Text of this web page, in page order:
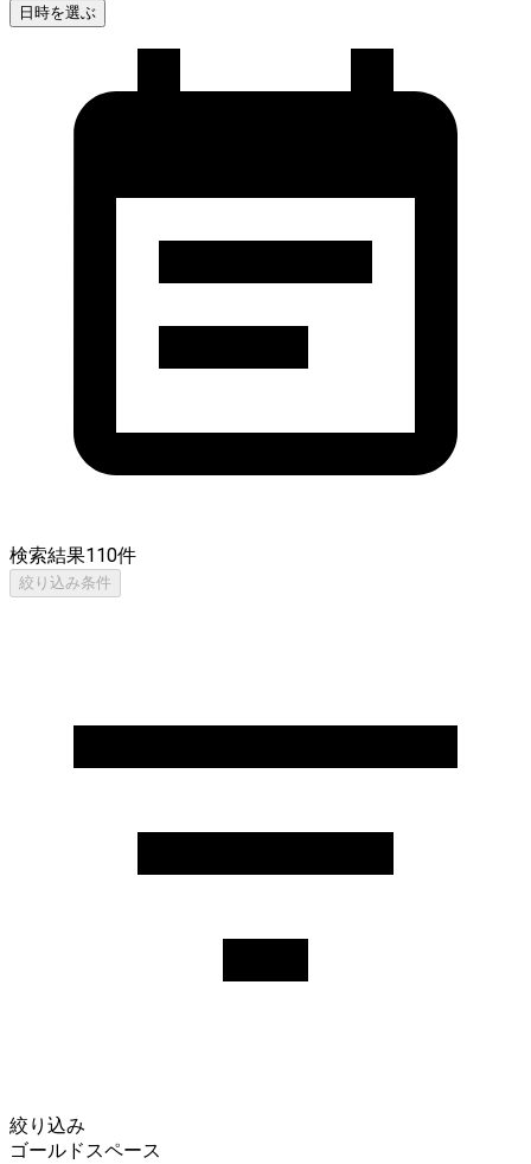
日時を選ぶ
検索結果110件
絞り込み条件
絞り込み
ゴールドスペース